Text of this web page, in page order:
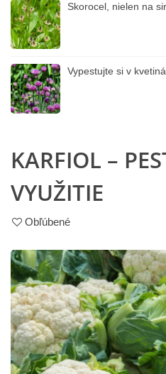
Skorocel, nielen na
Vypestujte si v
KARFIOL –
VYUŽITIE
Obľúbené